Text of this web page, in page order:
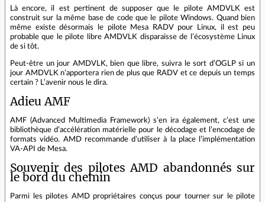
Là encore, il est pertinent de supposer que le pilote AMDVLK est
construit sur la même base de code que le pilote Windows. Quand bien
même existe désormais le pilote Mesa RADV pour Linux, il est peu
probable que le pilote libre AMDVLK disparaisse de l’écosystème Linux
de si tôt.
Peut-être un jour AMDVLK, bien que libre, suivra le sort d’OGLP si un
jour AMDVLK n’apportera rien de plus que RADV et ce depuis un temps
certain ? L’avenir nous le dira.
Adieu AMF
AMF (Advanced Multimedia Framework) s’en ira également, c’est une
bibliothèque d’accélération matérielle pour le décodage et l’encodage de
formats vidéo. AMD recommande d’utiliser à la place l’implémentation
VA-API de Mesa.
Souvenir des pilotes AMD abandonnés sur
le bord du chemin
Parmi les pilotes AMD propriétaires conçus pour tourner sur le pilote